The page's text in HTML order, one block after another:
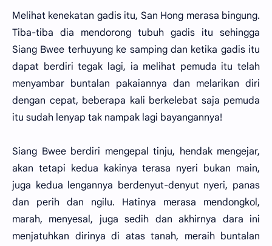
Melihat kenekatan gadis itu, San Hong merasa bingung.
Tiba-tiba dia mendorong tubuh gadis itu sehingga
Siang Bwee terhuyung ke samping dan ketika gadis itu
dapat berdiri tegak lagi, ia melihat pemuda itu telah
menyambar buntalan pakaiannya dan melarikan diri
dengan cepat, beberapa kali berkelebat saja pemuda
itu sudah lenyap tak nampak lagi bayangannya!
Siang Bwee berdiri mengepal tinju, hendak mengejar,
akan tetapi kedua kakinya terasa nyeri bukan main,
juga kedua lengannya berdenyut-denyut nyeri, panas
dan perih dan ngilu. Hatinya merasa mendongkol,
marah, menyesal, juga sedih dan akhirnya dara ini
menjatuhkan dirinya di atas tanah, meraih buntalan